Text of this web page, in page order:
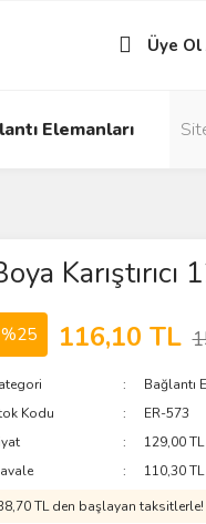
Üye Ol
Elemanları
Karıştırıcı
%25 116,10 TL
Bağlantı
Kodu
ER-573
129,00
110,30
TL den başlayan taksitlerle!